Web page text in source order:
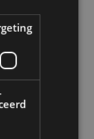
| 14:36
de weg
Vlaanderen: